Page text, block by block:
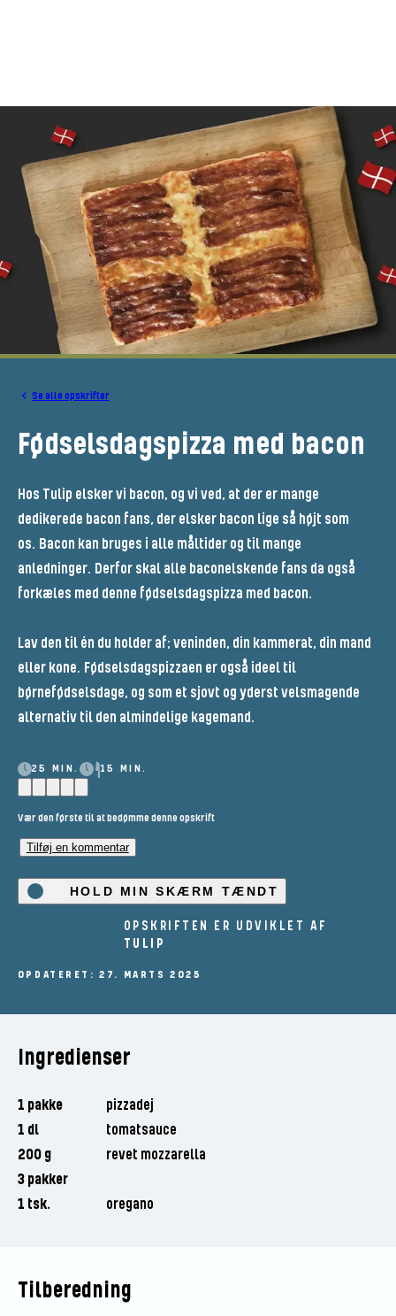
Se alle opskrifter
Fødselsdagspizza med bacon
Hos Tulip elsker vi bacon, og vi ved, at der er mange
dedikerede bacon fans, der elsker bacon lige så højt som
os. Bacon kan bruges i alle måltider og til mange
anledninger. Derfor skal alle baconelskende fans da også
forkæles med denne fødselsdagspizza med bacon.
Lav den til én du holder af; veninden, din kammerat, din mand
eller kone. Fødselsdagspizzaen er også ideel til
børnefødselsdage, og som et sjovt og yderst velsmagende
alternativ til den almindelige kagemand.
25 MIN. 15 MIN.
Vær den første til at bedømme denne opskrift
Tilføj en kommentar
HOLD MIN SKÆRM TÆNDT
OPSKRIFTEN ER UDVIKLET AF
TULIP
OPDATERET: 27. MARTS 2025
Ingredienser
1 pakke
pizzadej
1 dl
tomatsauce
200 g
revet mozzarella
3 pakker
1 tsk.
oregano
Tilberedning